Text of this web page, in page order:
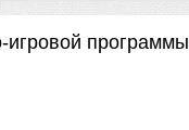
игровой программы